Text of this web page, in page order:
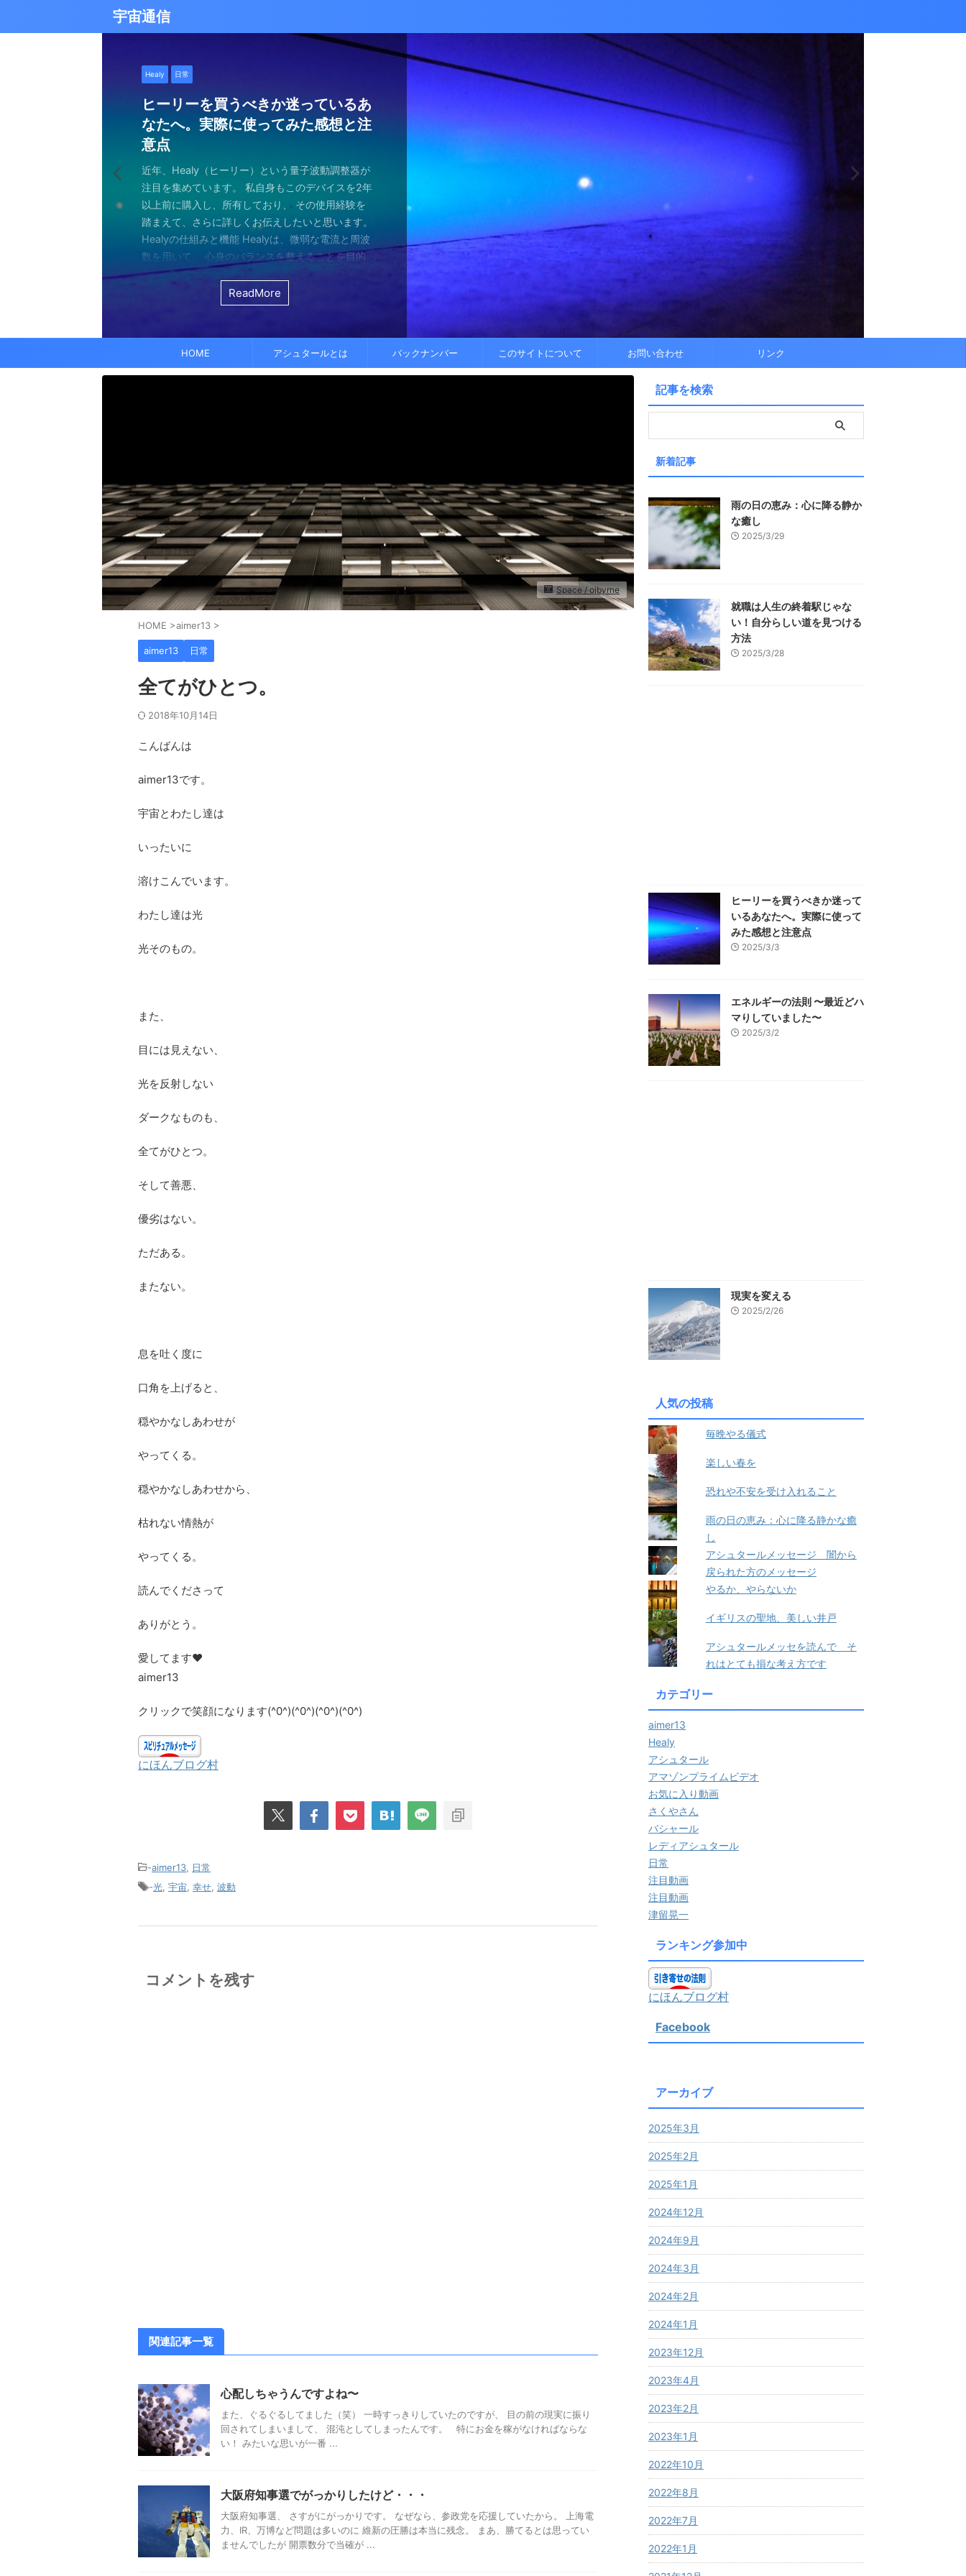
宇宙通信
日常 津留晃一
雨の日の恵み：心に降る静かな癒し
雨の音を聞いたことはありますか？ 窓ガラスを叩
く優しい音、屋根を打つリズミカルな音、 そして
地面に落ちる繊細な音。 それぞれが奏でるハーモ
ニーは、 私たちの心に特別な空間を作り出してく
れます。 雨は大地だけでなく、心も潤す 今日は何
となく、 降り続ける雨を眺めていました。 最初は
予定していた釣りができなくなり、少し残念に思い
ました。 でも、温かいコーヒーを入れ、 窓辺に座
って雨景色を眺めていると、不思議と心が落ち着い
てきたのです。 雨は自然界の浄化装置です。 土埃
を洗い流し、植物に命の水を与え、空気を清 ...
ReadMore
バシャール
就職は人生の終着駅じゃない！自分
らしい道を見つける方法
激しい花粉と黄砂の季節に考えたこと・・・ 今年
の花粉、そして黄砂ヤバくないですか？ マスクを
して、目をゴロゴロさせながら、くしゃみと戦う
日々。 朝起きたときから、鼻水との格闘が始まり
ます。 先日、電車の中で、目を真っ赤にして、テ
ィッシュを使い果たした私。 周りの人たちも同じ
ような状態で、まるで「花粉症戦争」の真っ只中。
そんな辛い朝、ふと考えました。 この花粉症との
戦いって、進学や就職前の気持ちに似ているな、
と。 先の見えない不安、どうしようもない状況、
ReadMore
Healy 日常
ヒーリーを買うべきか迷っているあ
なたへ。実際に使ってみた感想と注
意点
近年、Healy（ヒーリー）という量子波動調整器が
注目を集めています。 私自身もこのデバイスを2年
以上前に購入し、所有しており、 その使用経験を
踏まえて、さらに詳しくお伝えしたいと思います。
Healyの仕組みと機能 Healyは、微弱な電流と周波
数を用いて、 心身のバランスを整えることを目的
としたウェアラブルデバイスです。 専用のアプリ
と連携し、電極を介して身体に微弱な電流を流すこ
とで、 個人の必要とする周波数を分析・適用しま
ReadMore
バシャール
エネルギーの法則 〜最近どハマり
していました〜
最近、めちゃくちゃYouTubeやSNSを見ていたの
ですが、 気づいたら政治とか社会問題のニュース
ばかり見ていました。 特にトランプの発言やDSの
悪行、財務省解体、１０３万円の壁など・・・・。
別にそれを見て何かが解決できるわけではないの
に、 どんどんハマってしまいました。 なんだか、
自分の心のモヤモヤを代弁してくれる感じがするの
でしょうか？ つい次々と見てしまうのです。 そし
て、気づいたら めちゃくちゃ波動が下がっていま
した！（笑） どうして気づいたのかといえば ...
ReadMore
日常
現実を変える
最近疲れ気味です。 というのも、現実とは何か？
結構悩むんですよね。 自分の理想の姿を考える
と、 今、全然そうなっていない。 地位も名誉もな
い。お金もない。自由もない（笑） でもねぇ、 た
まにそれでもいいわと思える時もあるんです。 そ
んなことは問題じゃなくて、 今ここに生きている
ことだけで幸せという時がある。 それは、どうい
うときかといえば 今ここにいる時 今に集中して、
今を楽しんでいるとき。 先日ワカサギ釣りに行き
ました。 氷に穴をあけて糸を垂らすやつ。 &nb ...
ReadMore
日常
今、ここにいること
２０２５年あけましておめでとうございます。 今
年もよろしくお願い致します。 とはいえ、近年お
正月という感覚はありませんね。 いつの間にか年
が明けて、 いつの間にか過ぎ去っていく。 なんて
書くと、新年から暗いかな（笑） まあ、それだけ
歳をとったということでしょう。 昨年末は結構忙
しくてきつかったのですが、 年始は暇。 暇になる
と思うことはありますよね。 自分は今ここを生き
ているのか？ 我々の現実は今ここだけなのです
が、 未来を見ちゃったり、過去を悔んだり &nbsp
ReadMore
Healy 日常
もしかしてだけどHealy（量子波動
調整器）のせいなの？
ちょっと前に 最近ヒーリー（Healy）つかってない
なー みたいなブログを書いたと思います。 Healy
とは Healyはドイツで研究開発され、製造された最
新の人工知能を利用した 健康をサポートする製品
です。 弱い電気パルスを使用して体をよりバラン
スのとれた状態にする、 周波数応用のアイデアに
基づいて設計された小型の電子デバイスです。 細
胞レベルで人体を調整し、健康的な生活をサポート
します。 そうなんです。 あんまり使っていませ
ん。 というのも しばらく意欲というか、やる気が
ReadMore
日常
iPad 第10世代買いました
アマゾンのブラックフライデー Ipadが安くなって
いましたね。 ということで第１０世代（無印）購
入してしまいました。 これで今まで使っていた
ipad Pro(初代）とはおさらばです。 特に困ってい
たわけでもなく、iPad自体はほとんど使っていなか
ったので 変えなくても良かったのですが、 気分で
す（笑） こういうの重要ですよね。 気分が乗った
からやるというノリ。 実際変えてみてUSBーC端
子はすごくいい。 Lightningの呪縛から解放される
のだけでも めちゃくちゃいい。 &n ...
ReadMore
Healy 日常
久し振りにHealy（ヒーリー）量子
波動調整器について
久しぶりにHealy（ヒーリー）量子波動調整器につ
いて触れてみる。 こちら小さい割には結構高いデ
バイスです。 買う時も結構迷いました。 でもねぇ
やっぱり限られた人生 波動を良くして豊かな人生
を送りたいじゃないですか。 だから、多少の投資
は仕方ないし 試してみないとわからないと購入し
ました。 それでです。 一年ぐらいはほどほどに使
っていたのはいたのですが、 やはり実感がね。 良
くなっているという実感が乏しい。 これ、たぶん
宗教と同じで 一人でやっているからだと思う。 近
ReadMore
日常
大谷さんの通訳、水原さんの解雇に
思う
ちょっとびっくりしました。 多分今、かなり有名
な通訳だと思う水原さんが解雇されたようです。
それも違法賭博か・・・ 違法かどうかは別として
賭博が原因で解雇とは・・・ とってもつらい。 自
分は特に野球が好きとか 大谷さんが好きというな
わけではないし、 水原さんに思い入れがあるわけ
でもない。 でもねえ・・・ 今の水原さんの気持ち
を考えるとなんかつらい。 というのも、多額の借
金を背負いながら 何とかしたいと日々思いながら
一生懸命仕事していたわけでしょ。 ...
ReadMore
HOME アシュタールとは バックナンバー このサイトについて お問い合わせ リンク
Space / ojbyrne
HOME >aimer13 >
aimer13 日常
全てがひとつ。
2018年10月14日
こんばんは
aimer13です。
宇宙とわたし達は
いったいに
溶けこんでいます。
わたし達は光
光そのもの。
また、
目には見えない、
光を反射しない
ダークなものも、
全てがひとつ。
そして善悪、
優劣はない。
ただある。
またない。
息を吐く度に
口角を上げると、
穏やかなしあわせが
やってくる。
穏やかなしあわせから、
枯れない情熱が
やってくる。
読んでくださって
ありがとう。
愛してます❤
aimer13
クリックで笑顔になります(^0^)(^0^)(^0^)(^0^)
にほんブログ村
-aimer13
日常
-光 宇宙 幸せ 波動
コメントを残す
関連記事一覧
心配しちゃうんですよね〜
また、ぐるぐるしてました（笑） 一時すっきりしていたのですが、 目の前の現実に振り
回されてしまいまして、 混沌としてしまったんです。 特にお金を稼がなければならな
い！ みたいな思いが一番 ...
大阪府知事選でがっかりしたけど・・・
大阪府知事選、 さすがにがっかりです。 なぜなら、参政党を応援していたから。 上海電
力、IR、万博など問題は多いのに 維新の圧勝は本当に残念。 まあ、勝てるとは思ってい
ませんでしたが 開票数分で当確が ...
記事を検索
新着記事
雨の日の恵み：心に降る静か
な癒し
2025/3/29
就職は人生の終着駅じゃな
い！自分らしい道を見つける
方法
2025/3/28
ヒーリーを買うべきか迷って
いるあなたへ。実際に使って
みた感想と注意点
2025/3/3
エネルギーの法則 〜最近どハ
マりしていました〜
2025/3/2
現実を変える
2025/2/26
人気の投稿
毎晩やる儀式
楽しい春を
恐れや不安を受け入れること
雨の日の恵み：心に降る静かな癒
し
アシュタールメッセージ 闇から
戻られた方のメッセージ
やるか、やらないか
イギリスの聖地、美しい井戸
アシュタールメッセを読んで そ
れはとても損な考え方です
カテゴリー
aimer13
Healy
アシュタール
アマゾンプライムビデオ
お気に入り動画
さくやさん
バシャール
レディアシュタール
日常
注目動画
注目動画
津留晃一
ランキング参加中
にほんブログ村
Facebook
アーカイブ
2025年3月
2025年2月
2025年1月
2024年12月
2024年9月
2024年3月
2024年2月
2024年1月
2023年12月
2023年4月
2023年2月
2023年1月
2022年10月
2022年8月
2022年7月
2022年1月